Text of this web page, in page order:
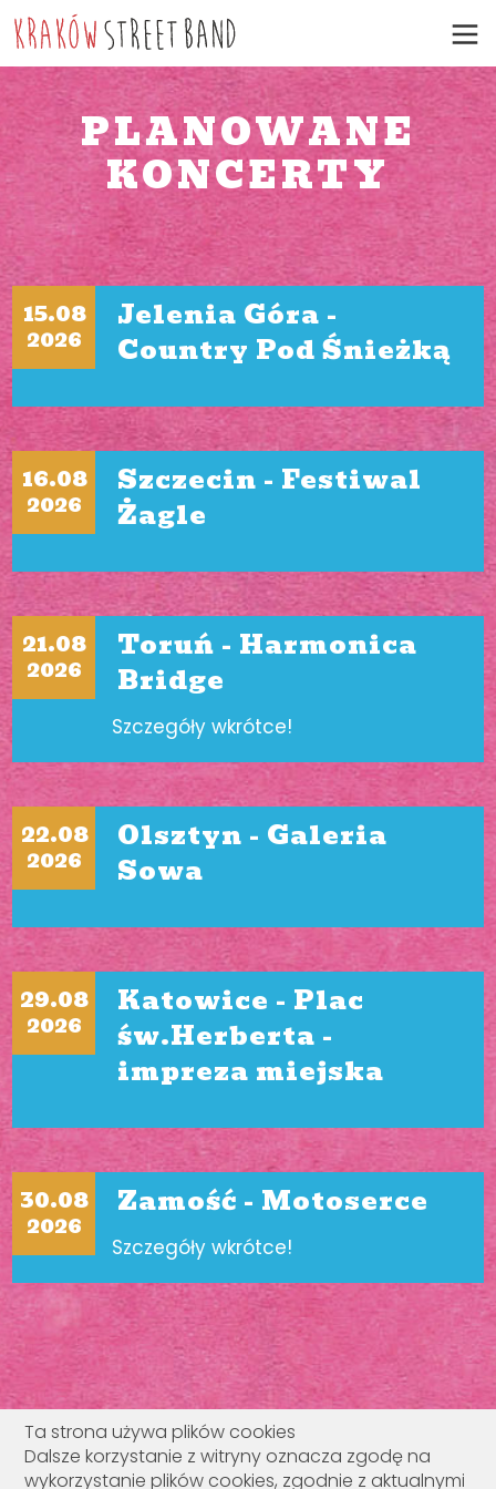
PLANOWANE
KONCERTY
15.08
2026
Jelenia Góra -
Country Pod Śnieżką
16.08
2026
Szczecin - Festiwal
Żagle
21.08
2026
Toruń - Harmonica
Bridge
Szczegóły wkrótce!
22.08
2026
Olsztyn - Galeria
Sowa
29.08
2026
Katowice - Plac
św.Herberta -
impreza miejska
30.08
2026
Zamość - Motoserce
Szczegóły wkrótce!
Ta strona używa plików cookies
Dalsze korzystanie z witryny oznacza zgodę na
wykorzystanie plików cookies, zgodnie z aktualnymi